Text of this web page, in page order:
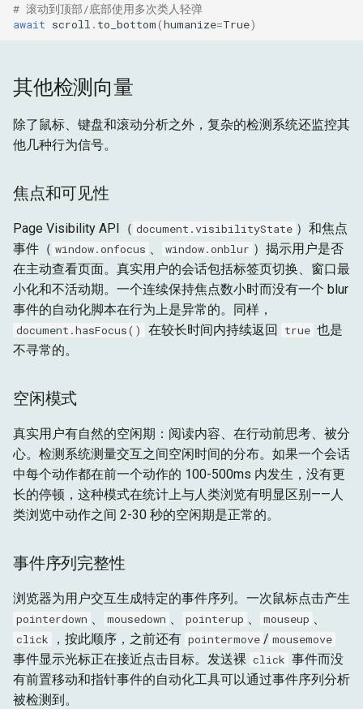
# 滚动到顶部/底部使用多次类人轻弹
await scroll . to_bottom(humanize=True)
其他检测向量
除了鼠标、键盘和滚动分析之外，复杂的检测系统还监控其
他几种行为信号。
焦点和可见性
Page Visibility API（ document.visibilityState ）和焦点
事件（ window.onfocus 、 window.onblur ）揭示用户是否
在主动查看页面。真实用户的会话包括标签页切换、窗口最
小化和不活动期。一个连续保持焦点数小时而没有一个 blur
事件的自动化脚本在行为上是异常的。同样，
document.hasFocus() 在较长时间内持续返回 true 也是
不寻常的。
空闲模式
真实用户有自然的空闲期：阅读内容、在行动前思考、被分
心。检测系统测量交互之间空闲时间的分布。如果一个会话
中每个动作都在前一个动作的 100-500ms 内发生，没有更
长的停顿，这种模式在统计上与人类浏览有明显区别——人
类浏览中动作之间 2-30 秒的空闲期是正常的。
事件序列完整性
浏览器为用户交互生成特定的事件序列。一次鼠标点击产生
pointerdown 、 mousedown 、 pointerup 、 mouseup 、
click ，按此顺序，之前还有 pointermove / mousemove
事件显示光标正在接近点击目标。发送裸 click 事件而没
有前置移动和指针事件的自动化工具可以通过事件序列分析
被检测到。